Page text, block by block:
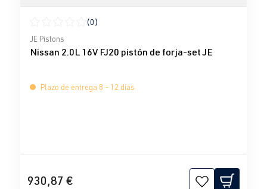
Calificación promedio de 0 de 5 estrellas
(0)
JE Pistons
Nissan 2.0L 16V FJ20 pistón de forja-set JE
Plazo de entrega 8 - 12 días
930,87 €